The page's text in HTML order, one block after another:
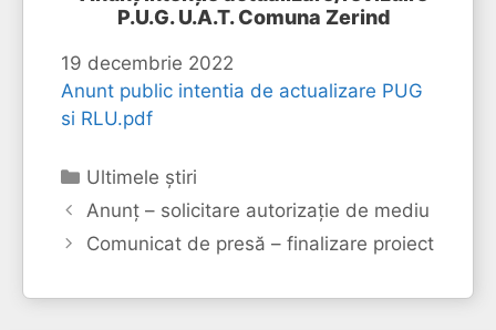
P.U.G. U.A.T. Comuna Zerind
19 decembrie 2022
Anunt public intentia de actualizare PUG
si RLU.pdf
Categorii
Ultimele ştiri
Anunț – solicitare autorizație de mediu
Comunicat de presă – finalizare proiect